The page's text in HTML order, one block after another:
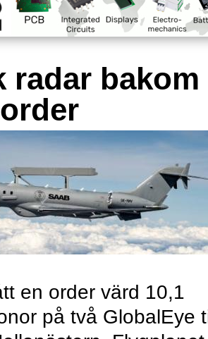
radar bakom
en order värd 10,1
på två GlobalEye